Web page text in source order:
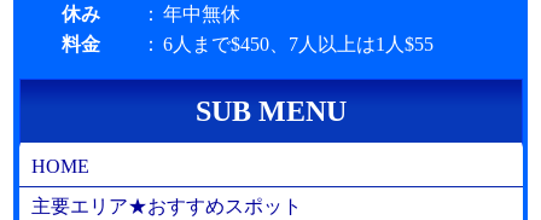
休み
： 年中無休
料金
： 6人まで$450、7人以上は1人$55
SUB MENU
HOME
主要エリア★おすすめスポット